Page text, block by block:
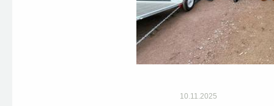
10.11.2025